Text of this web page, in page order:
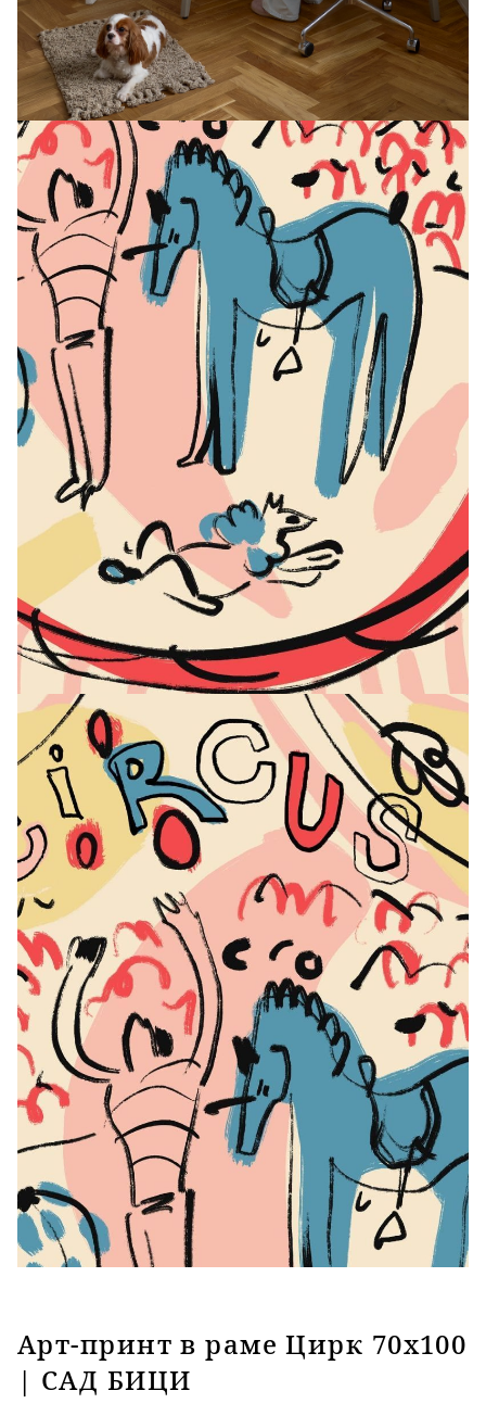
Арт-принт в раме Цирк 70x100
| САД БИЦИ